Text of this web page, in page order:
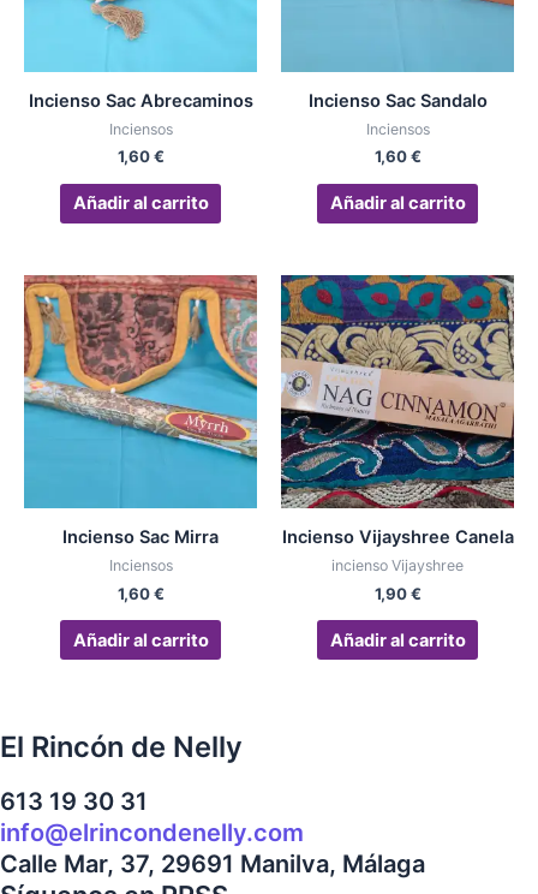
Incienso Sac Abrecaminos
Inciensos
1,60€
Añadir al carrito
Incienso Sac Sandalo
Inciensos
1,60€
Añadir al carrito
Incienso Sac Mirra
Inciensos
1,60€
Añadir al carrito
Incienso Vijayshree Canela
incienso Vijayshree
1,90€
Añadir al carrito
El Rincón de Nelly
613 19 30 31
info@elrincondenelly.com
Calle Mar, 37, 29691 Manilva, Málaga